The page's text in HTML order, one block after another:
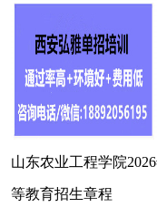
山东农业工程学院
等教育招生章程